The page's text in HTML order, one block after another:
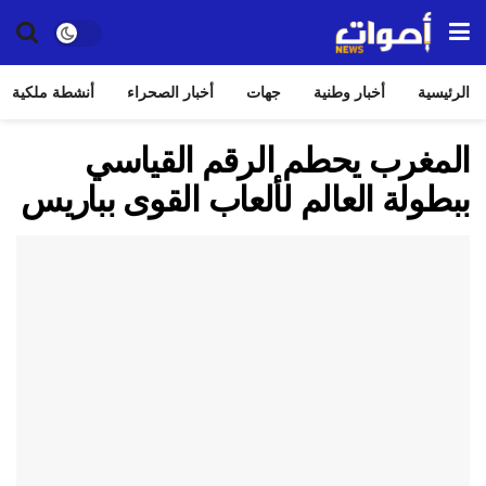
الرئيسية أخبار وطنية جهات أخبار الصحراء أنشطة ملكية
المغرب يحطم الرقم القياسي
ببطولة العالم لألعاب القوى بباريس